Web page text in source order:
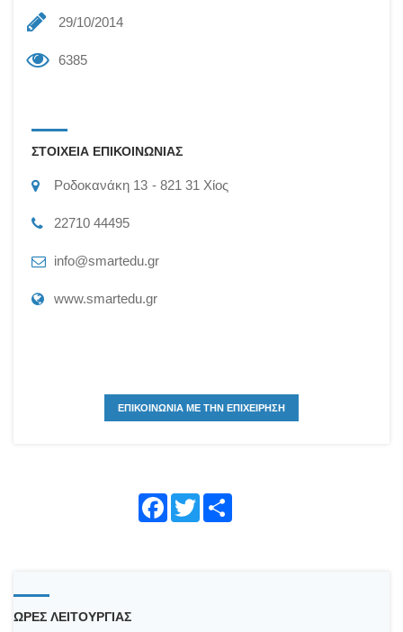
29/10/2014
6385
ΣΤΟΙΧΕΙΑ ΕΠΙΚΟΙΝΩΝΙΑΣ
Ροδοκανάκη 13 821 31 Χίος
22710 44495
info@smartedu.gr
www.smartedu.gr
ΕΠΙΚΟΙΝΩΝΙΑ ΜΕ ΤΗΝ ΕΠΙΧΕΙΡΗΣΗ
Face Twitte
ΩΡΕΣ ΛΕΙΤΟΥΡΓΙΑΣ